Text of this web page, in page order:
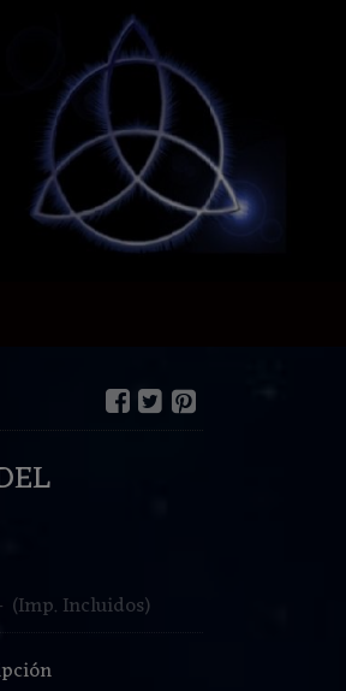
(Imp. Incluidos)